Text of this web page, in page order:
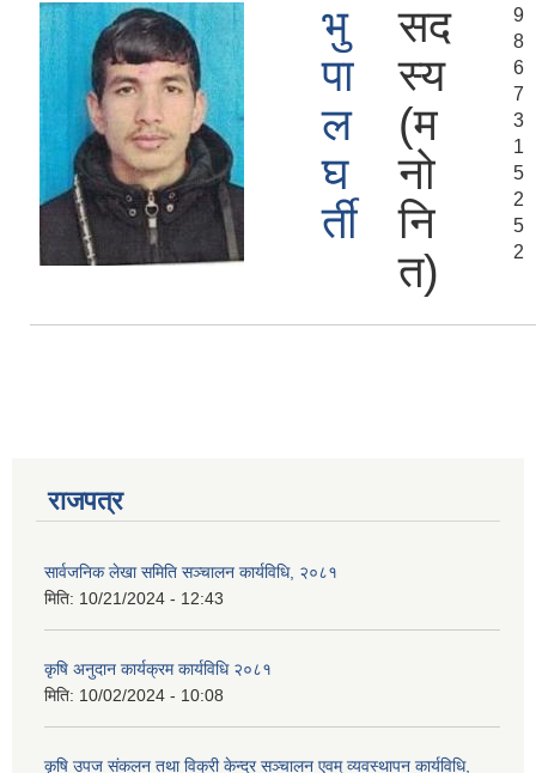
भु
पा
ल
घ
र्ती
सद
स्य
(म
नो
नि
त)
9
8
6
7
3
1
5
2
5
2
राजपत्र
सार्वजनिक लेखा समिति सञ्चालन कार्यविधि, २०८१
मिति: 10/21/2024 - 12:43
कृषि अनुदान कार्यक्रम कार्यविधि २०८१
मिति: 10/02/2024 - 10:08
कृषि उपज संकलन तथा विक्री केन्द्र सञ्चालन एवम् व्यवस्थापन कार्यविधि,